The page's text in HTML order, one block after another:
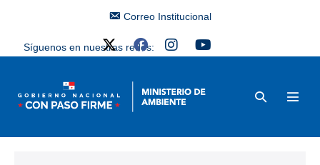
Correo Institucional
Síguenos en nuestras redes: